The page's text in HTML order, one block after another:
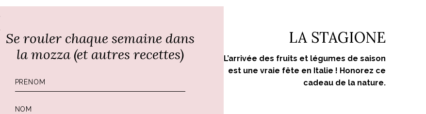
slow life. Profitez de cette parenthèse en cuisine
LA STAGIONE
L’arrivée des fruits et légumes de saison
est une vraie fête en Italie ! Honorez ce
cadeau de la nature.
Se rouler chaque semaine dans
la mozza (et autres recettes)